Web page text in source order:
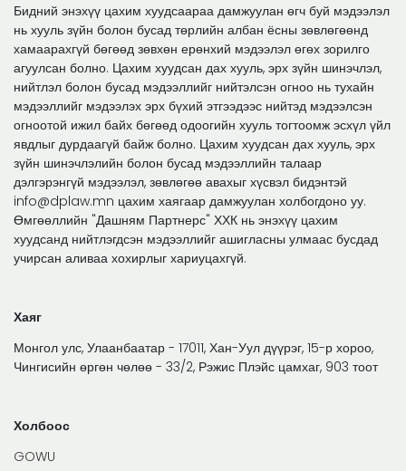
Бидний энэхүү цахим хуудсаараа дамжуулан өгч буй мэдээлэл
нь хууль зүйн болон бусад төрлийн албан ёсны зөвлөгөөнд
хамаарахгүй бөгөөд зөвхөн ерөнхий мэдээлэл өгөх зорилго
агуулсан болно. Цахим хуудсан дах хууль, эрх зүйн шинэчлэл,
нийтлэл болон бусад мэдээллийг нийтэлсэн огноо нь тухайн
мэдээллийг мэдээлэх эрх бүхий этгээдээс нийтэд мэдээлсэн
огноотой ижил байх бөгөөд одоогийн хууль тогтоомж эсхүл үйл
явдлыг дурдаагүй байж болно. Цахим хуудсан дах хууль, эрх
зүйн шинэчлэлийн болон бусад мэдээллийн талаар
дэлгэрэнгүй мэдээлэл, зөвлөгөө авахыг хүсвэл бидэнтэй
info@dplaw.mn цахим хаягаар дамжуулан холбогдоно уу.
Өмгөөллийн "Дашням Партнерс" ХХК нь энэхүү цахим
хуудсанд нийтлэгдсэн мэдээллийг ашигласны улмаас бусдад
учирсан аливаа хохирлыг хариуцахгүй.
Хаяг
Монгол улс, Улаанбаатар - 17011, Хан-Уул дүүрэг, 15-р хороо,
Чингисийн өргөн чөлөө - 33/2, Рэжис Плэйс цамхаг, 903 тоот
Холбоос
GOWU